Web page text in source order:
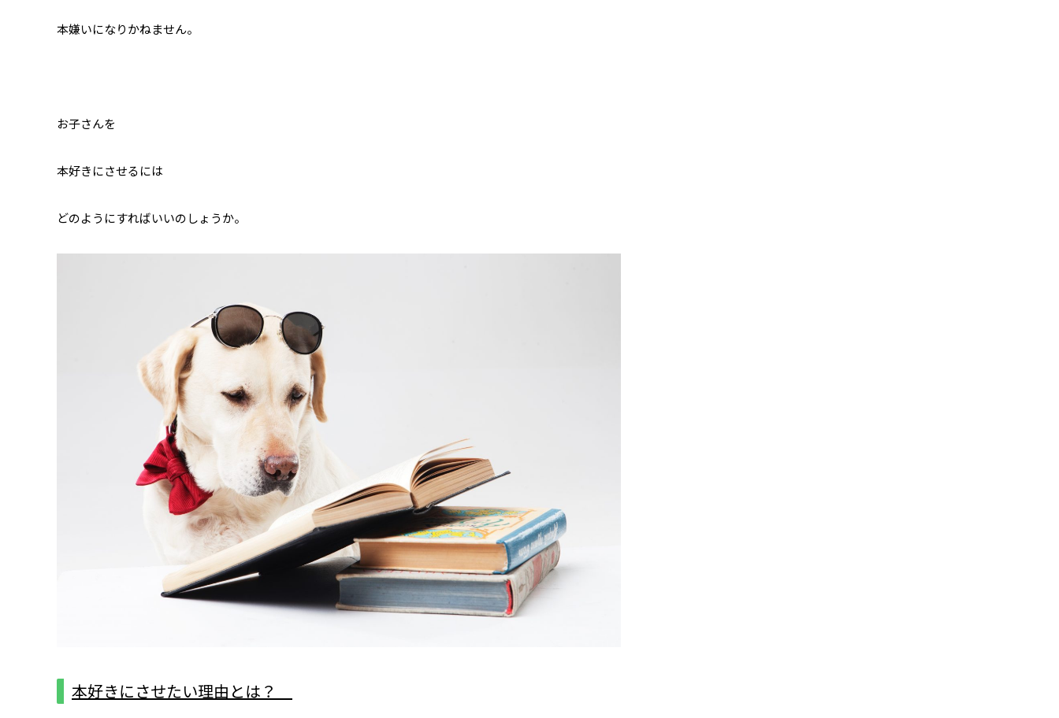
本嫌いになりかねません。
お子さんを
本好きにさせるには
どのようにすればいいのしょうか。
本好きにさせたい理由とは？